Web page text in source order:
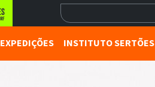
EXPEDIÇÕES INSTITUTO SERTÕES